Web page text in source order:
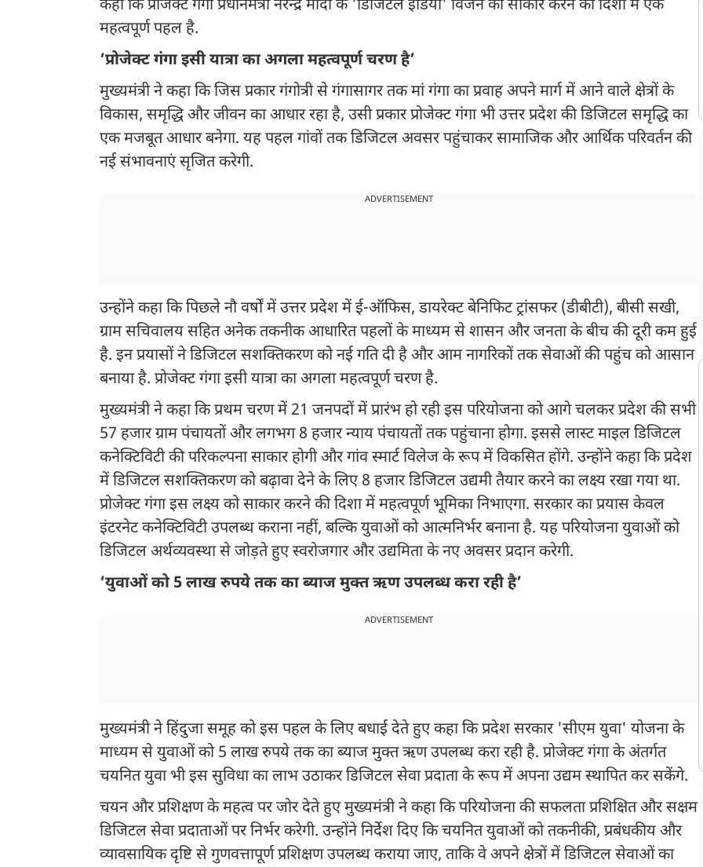
कहा कि प्रोजेक्ट गंगा प्रधानमंत्री नरेन्द्र मोदी के 'डिजिटल इंडिया' विजन को साकार करने की दिशा में एक
महत्वपूर्ण पहल है.
‘प्रोजेक्ट गंगा इसी यात्रा का अगला महत्वपूर्ण चरण है’
मुख्यमंत्री ने कहा कि जिस प्रकार गंगोत्री से गंगासागर तक मां गंगा का प्रवाह अपने मार्ग में आने वाले क्षेत्रों के
विकास, समृद्धि और जीवन का आधार रहा है, उसी प्रकार प्रोजेक्ट गंगा भी उत्तर प्रदेश की डिजिटल समृद्धि का
एक मजबूत आधार बनेगा. यह पहल गांवों तक डिजिटल अवसर पहुंचाकर सामाजिक और आर्थिक परिवर्तन की
नई संभावनाएं सृजित करेगी.
ADVERTISEMENT
उन्होंने कहा कि पिछले नौ वर्षों में उत्तर प्रदेश में ई-ऑफिस, डायरेक्ट बेनिफिट ट्रांसफर (डीबीटी), बीसी सखी,
ग्राम सचिवालय सहित अनेक तकनीक आधारित पहलों के माध्यम से शासन और जनता के बीच की दूरी कम हुई
है. इन प्रयासों ने डिजिटल सशक्तिकरण को नई गति दी है और आम नागरिकों तक सेवाओं की पहुंच को आसान
बनाया है. प्रोजेक्ट गंगा इसी यात्रा का अगला महत्वपूर्ण चरण है.
मुख्यमंत्री ने कहा कि प्रथम चरण में 21 जनपदों में प्रारंभ हो रही इस परियोजना को आगे चलकर प्रदेश की सभी
57 हजार ग्राम पंचायतों और लगभग 8 हजार न्याय पंचायतों तक पहुंचाना होगा. इससे लास्ट माइल डिजिटल
कनेक्टिविटी की परिकल्पना साकार होगी और गांव स्मार्ट विलेज के रूप में विकसित होंगे. उन्होंने कहा कि प्रदेश
में डिजिटल सशक्तिकरण को बढ़ावा देने के लिए 8 हजार डिजिटल उद्यमी तैयार करने का लक्ष्य रखा गया था.
प्रोजेक्ट गंगा इस लक्ष्य को साकार करने की दिशा में महत्वपूर्ण भूमिका निभाएगा. सरकार का प्रयास केवल
इंटरनेट कनेक्टिविटी उपलब्ध कराना नहीं, बल्कि युवाओं को आत्मनिर्भर बनाना है. यह परियोजना युवाओं को
डिजिटल अर्थव्यवस्था से जोड़ते हुए स्वरोजगार और उद्यमिता के नए अवसर प्रदान करेगी.
‘युवाओं को 5 लाख रुपये तक का ब्याज मुक्त ऋण उपलब्ध करा रही है’
ADVERTISEMENT
मुख्यमंत्री ने हिंदुजा समूह को इस पहल के लिए बधाई देते हुए कहा कि प्रदेश सरकार 'सीएम युवा' योजना के
माध्यम से युवाओं को 5 लाख रुपये तक का ब्याज मुक्त ऋण उपलब्ध करा रही है. प्रोजेक्ट गंगा के अंतर्गत
चयनित युवा भी इस सुविधा का लाभ उठाकर डिजिटल सेवा प्रदाता के रूप में अपना उद्यम स्थापित कर सकेंगे.
चयन और प्रशिक्षण के महत्व पर जोर देते हुए मुख्यमंत्री ने कहा कि परियोजना की सफलता प्रशिक्षित और सक्षम
डिजिटल सेवा प्रदाताओं पर निर्भर करेगी. उन्होंने निर्देश दिए कि चयनित युवाओं को तकनीकी, प्रबंधकीय और
व्यावसायिक दृष्टि से गुणवत्तापूर्ण प्रशिक्षण उपलब्ध कराया जाए, ताकि वे अपने क्षेत्रों में डिजिटल सेवाओं का